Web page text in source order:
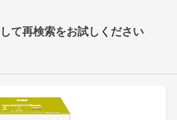
て再検索をお試しください